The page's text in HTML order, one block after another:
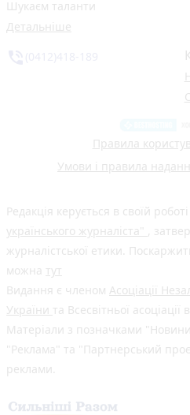
Шукаєм таланти
Детальніше
Правила
Умови і правила
Редакція керується в своїй роботі
українського журналіста" ,
журналістської етики.
можна тут
Видання є членом Асоціації
України та Всесвітньої асоціації
Матеріали з позначками
"Реклама" та "Партнерський
реклами.